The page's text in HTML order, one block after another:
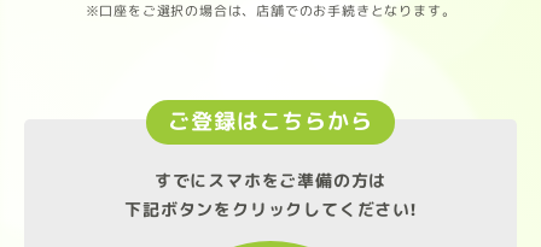
※口座をご選択の場合は、店舗でのお手続きとなります。
ご登録はこちらから
すでにスマホをご準備の方は
下記ボタンをクリックしてください!